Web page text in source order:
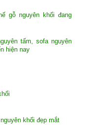
gỗ nguyên khối đang
tấm, sofa nguyên
hiện nay
khối đẹp mắt